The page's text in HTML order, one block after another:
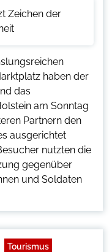
haben der
das
am Sonntag
Partnern den
ausgerichtet
nutzten die
gegenüber
und Soldaten
Tourismus